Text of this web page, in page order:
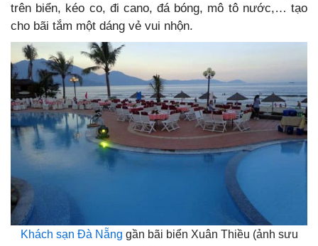
trên biển, kéo co, đi cano, đá bóng, mô tô nước,… tạo
cho bãi tắm một dáng vẻ vui nhộn.
Khách sạn Đà Nẵng gần bãi biển Xuân Thiều (ảnh sưu